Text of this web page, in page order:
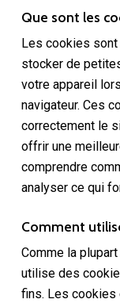
Que sont les
Les cookies
stocker de
votre appareil
navigateur. Ces
correctement le
offrir une
comprendre
analyser ce qui
Comment
Comme la
utilise des
fins. Les cookies